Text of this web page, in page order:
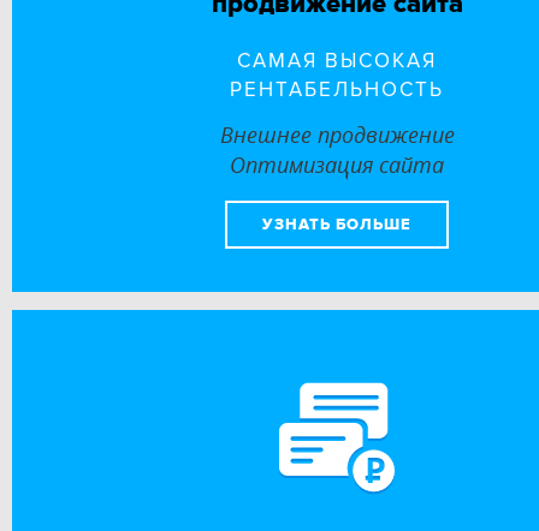
САМАЯ ВЫСОКАЯ
РЕНТАБЕЛЬНОСТЬ
Внешнее продвижение
Оптимизация сайта
УЗНАТЬ БОЛЬШЕ